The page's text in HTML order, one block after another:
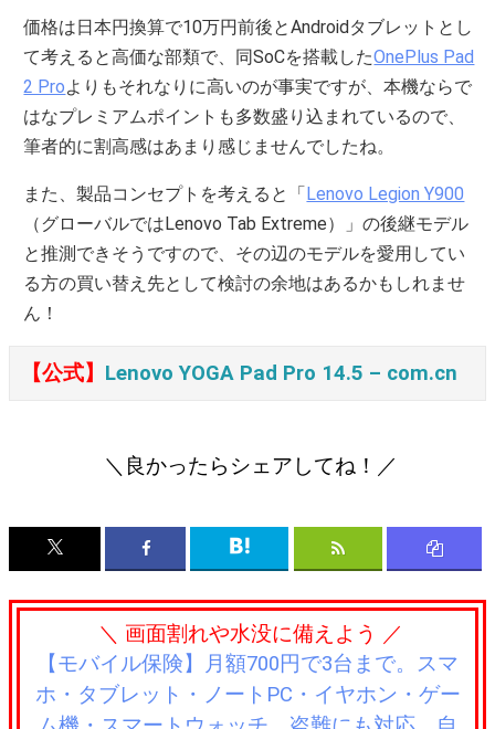
価格は日本円換算で10万円前後とAndroidタブレットとし
て考えると高価な部類で、同SoCを搭載したOnePlus Pad
2 Proよりもそれなりに高いのが事実ですが、本機ならで
はなプレミアムポイントも多数盛り込まれているので、
筆者的に割高感はあまり感じませんでしたね。
また、製品コンセプトを考えると「Lenovo Legion Y900
（グローバルではLenovo Tab Extreme）」の後継モデル
と推測できそうですので、その辺のモデルを愛用してい
る方の買い替え先として検討の余地はあるかもしれませ
ん！
【公式】 Lenovo YOGA Pad Pro 14.5 – com.cn
＼良かったらシェアしてね！／
＼ 画面割れや水没に備えよう ／
【モバイル保険】月額700円で3台まで。スマ
ホ・タブレット・ノートPC・イヤホン・ゲー